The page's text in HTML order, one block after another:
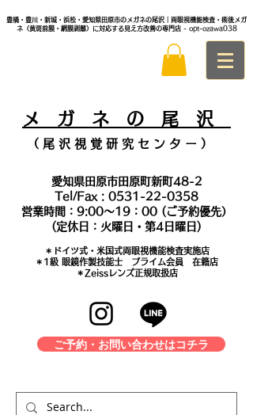
豊橋・豊川・新城・浜松・愛知県田原市のメガネの尾沢｜両眼視機能検査・術後メガ
ネ（黄斑前膜・網膜剥離）に対応する見え方改善の専門店 - opt-ozawa038
メ ガ ネ の 尾 沢
（ 尾 沢 視 覚 研 究 セ ン タ ー ）
愛知県田原市田原町新町48-2
Tel/Fax : 0531-22-0358
営業時間：9:00～19：00 (ご予約優先）
(定休日：火曜日・第4日曜日)
＊​ドイツ式・米国式両眼視機能検査実施店
​＊1級 眼鏡作製技能士 プライム会員 在籍店
＊Zeissレンズ正規取扱店
ご予約・お問い合わせはコチラ